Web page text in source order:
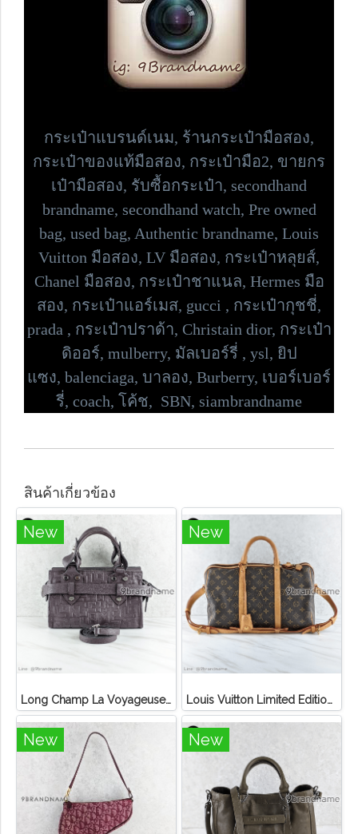
กระเป๋าแบรนด์เนม, ร้านกระเป๋ามือสอง,
กระเป๋าของแท้มือสอง, กระเป๋ามือ2, ขายกร
เป๋ามือสอง, รับซื้อกระเป๋า, secondhand
brandname, secondhand watch, Pre owned
bag, used bag, Authentic brandname, Louis
Vuitton มือสอง, LV มือสอง, กระเป๋าหลุยส์,
Chanel มือสอง, กระเป๋าชาแนล, Hermes มือ
สอง, กระเป๋าแอร์เมส, gucci , กระเป๋ากุชชี่,
prada , กระเป๋าปราด้า, Christain dior, กระเป๋า
ดิออร์, mulberry, มัลเบอร์รี่ , ysl, ยิป
แซง, balenciaga, บาลอง, Burberry, เบอร์เบอร์
รี่, coach, โค้ช, SBN, siambrandname
สินค้าเกี่ยวข้อง
New
Long Champ La Voyageuse Bag Leather
New
Louis Vuitton Limited Edition Monogram Canvas Sofia Coppola SC Bag
New New